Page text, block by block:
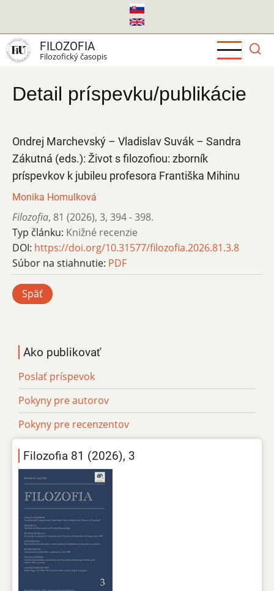
hlavný
obsah
FILOZOFIA
Filozofický časopis
Detail príspevku/publikácie
Ondrej Marchevský – Vladislav Suvák – Sandra
Zákutná (eds.): Život s filozofiou: zborník
príspevkov k jubileu profesora Františka Mihinu
Monika Homulková
Filozofia, 81 (2026), 3, 394 - 398.
Typ článku: Knižné recenzie
DOI: https://doi.org/10.31577/filozofia.2026.81.3.8
Súbor na stiahnutie: PDF
Späť
Ako publikovať
Poslať príspevok
Pokyny pre autorov
Pokyny pre recenzentov
Filozofia 81 (2026), 3